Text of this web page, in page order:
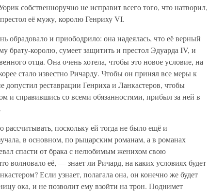
собственноручно не исправит всего того, что натворил,
её мужу, королю Генриху VI.
обрадовало и приободрило: она надеялась, что её верный
брату-королю, сумеет защитить и престол Эдуарда IV, и
отца. Она очень хотела, чтобы это новое условие, на
стало известно Ричарду. Чтобы он принял все меры к
допустил реставрации Генриха и Ланкастеров, чтобы
и справившись со всеми обязанностями, прибыл за ней в
рассчитывать, поскольку ей тогда не было ещё и
в основном, по рыцарским романам, а в романах
спасти от брака с нелюбимым женихом свою
волновало её, — знает ли Ричард, на каких условиях будет
Если узнает, полагала она, он конечно же будет
ока, и не позволит ему взойти на трон. Поднимет